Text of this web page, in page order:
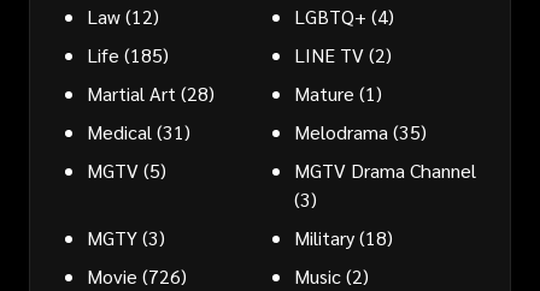
Law(12) LGBTQ+ (4)
Life (185) LINE TV(2)
Martial Art(28) Mature (1)
Medical(31) Melodrama(35)
MGTV(5)
MGTV Drama Channel
(3)
MGTY(3) Military(18)
Movie (726) Music(2)